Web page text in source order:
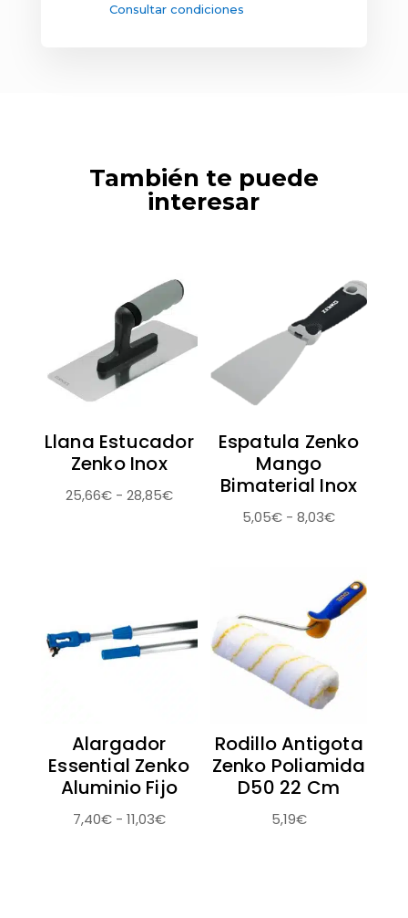
Consultar condiciones
También te puede
interesar
Llana Estucador
Zenko Inox
25,66€ - 28,85€Rango
28,85€
Espatula Zenko
Mango
Bimaterial Inox
5,05€ - 8,03€Rango
desde
5,05€
Alargador
Essential Zenko
Aluminio Fijo
7,40€ - 11,03€Rango
Rodillo Antigota
Zenko Poliamida
D50 22 Cm
5,19€